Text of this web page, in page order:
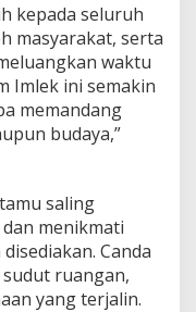
kepada seluruh
masyarakat, serta
waktu
Imlek ini semakin
memandang
budaya,”
saling
menikmati
Canda
ruangan,
yang terjalin.